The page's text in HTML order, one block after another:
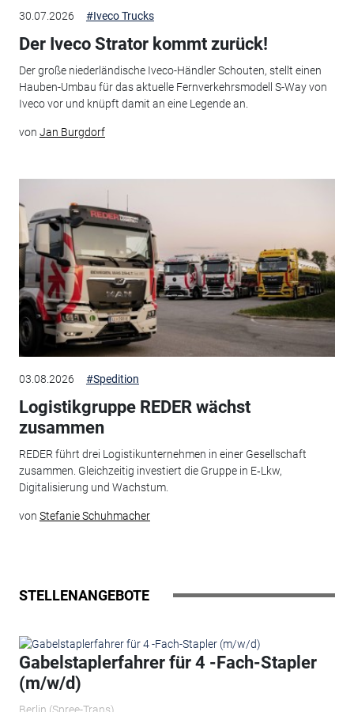
30.07.2026 #Iveco Trucks
Der Iveco Strator kommt zurück!
Der große niederländische Iveco-Händler Schouten, stellt einen
Hauben-Umbau für das aktuelle Fernverkehrsmodell S-Way von
Iveco vor und knüpft damit an eine Legende an.
von Jan Burgdorf
03.08.2026 #Spedition
Logistikgruppe REDER wächst
zusammen
REDER führt drei Logistikunternehmen in einer Gesellschaft
zusammen. Gleichzeitig investiert die Gruppe in E‑Lkw,
Digitalisierung und Wachstum.
von Stefanie Schuhmacher
STELLENANGEBOTE
Gabelstaplerfahrer für 4 -Fach-Stapler
(m/w/d)